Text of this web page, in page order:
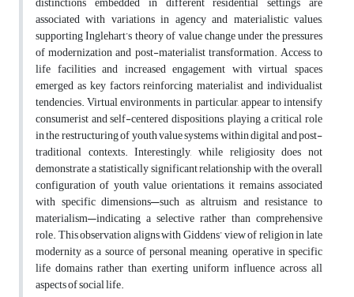
associated with variations in agency and materialistic values,
supporting Inglehart’s theory of value change under the pressures
of modernization and post-materialist transformation. Access to
life facilities and increased engagement with virtual spaces
emerged as key factors reinforcing materialist and individualist
tendencies. Virtual environments, in particular, appear to intensify
consumerist and self-centered dispositions, playing a critical role
in the restructuring of youth value systems within digital and post-
traditional contexts. Interestingly, while religiosity does not
demonstrate a statistically significant relationship with the overall
configuration of youth value orientations, it remains associated
with specific dimensions—such as altruism and resistance to
materialism—indicating a selective rather than comprehensive
role. This observation aligns with Giddens’ view of religion in late
modernity as a source of personal meaning, operative in specific
life domains rather than exerting uniform influence across all
aspects of social life.